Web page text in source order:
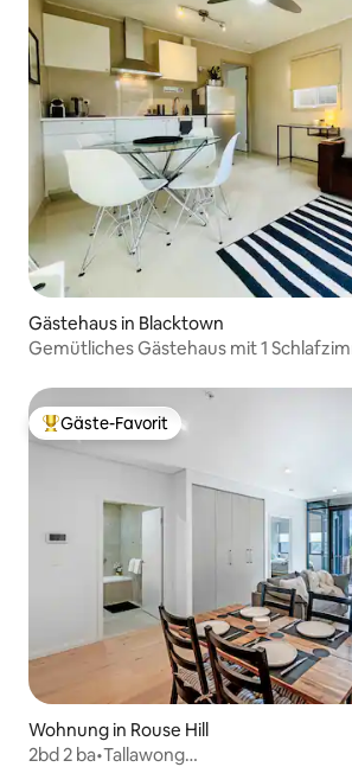
Gästehaus in Blacktown
Gemütliches Gästehaus mit 1
Beliebter Gäste-Favorit.
Gäste-Favorit
Wohnung in Rouse Hill
2bd 2 ba•Tallawong